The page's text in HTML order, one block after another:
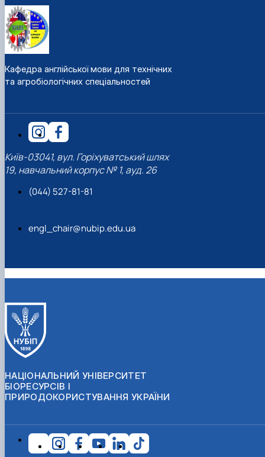
Кафедра англійської мови для технічних
та агробіологічних спеціальностей
Київ-03041, вул. Горіхуватський шлях
19, навчальний корпус № 1, ауд. 26
(044) 527-81-81
engl_chair@nubip.edu.ua
НАЦІОНАЛЬНИЙ УНІВЕРСИТЕТ
БІОРЕСУРСІВ І
ПРИРОДОКОРИСТУВАННЯ УКРАЇНИ